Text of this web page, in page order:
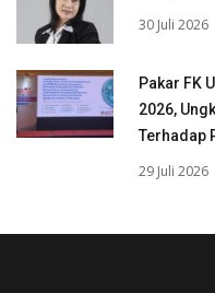
30 Juli 2026
Pakar FK
2026,
Terhadap
29 Juli 2026